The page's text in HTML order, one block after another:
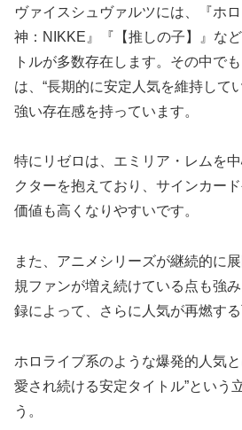
ヴァイスシュヴァルツには、『ホ
神：NIKKE』『【推しの子】』な
トルが多数存在します。その中で
は、“長期的に安定人気を維持して
強い存在感を持っています。
特にリゼロは、エミリア・レムを
クターを抱えており、サインカー
価値も高くなりやすいです。
また、アニメシリーズが継続的に
規ファンが増え続けている点も強
録によって、さらに人気が再燃する
ホロライブ系のような爆発的人気と
愛され続ける安定タイトル”という
う。